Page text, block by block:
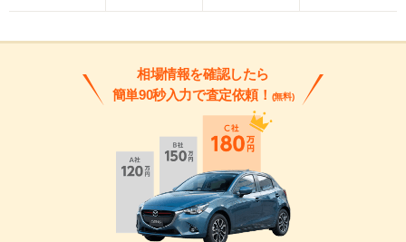
相場情報を確認したら
簡単90秒入力で査定依頼！ (無料)